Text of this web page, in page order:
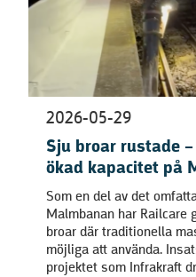
2026-05-29
Sju broar rustade
ökad kapacitet på
Som en del av det
Malmbanan har Railcare
broar där traditionella
möjliga att använda.
projektet som Infrakraft